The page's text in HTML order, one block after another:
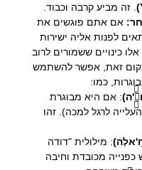
. זה מביע קרבה וכבוד.
אם אתם פוגשים את
לפנות אליה ישירות
כינויים ששמורים לרוב
זאת, אפשר להשתמש
כמו:
: אם היא מבוגרת
לרגל למכה). זהו
: מילולית "דודה
מכובדת וחיבה